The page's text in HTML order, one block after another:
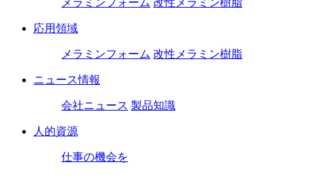
メラミンフォーム 改性メラミン樹脂
応用領域
メラミンフォーム 改性メラミン樹脂
ニュース情報
会社ニュース 製品知識
人的資源
仕事の機会を